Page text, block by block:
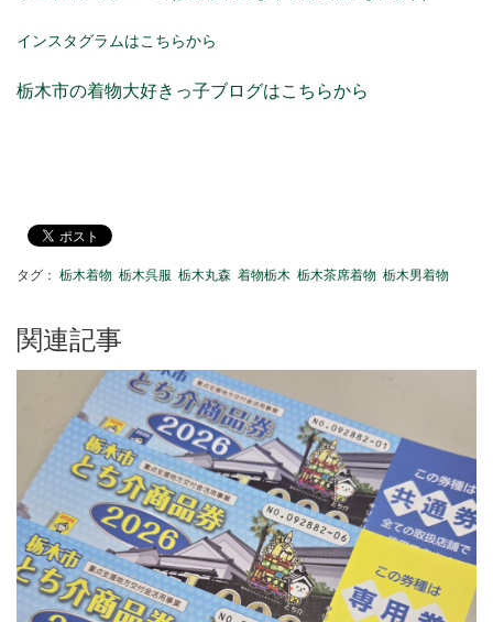
インスタグラムはこちらから
栃木市の着物大好きっ子ブログはこちらから
タグ： 栃木着物 栃木呉服 栃木丸森 着物栃木 栃木茶席着物 栃木男着物
関連記事